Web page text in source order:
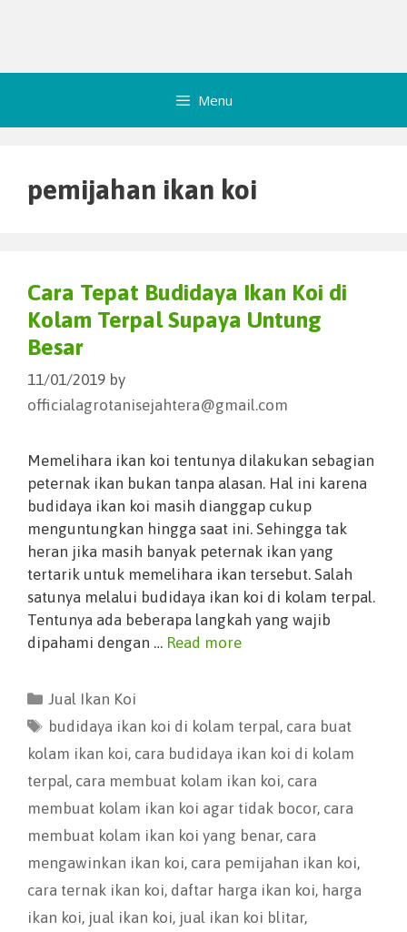
Menu
pemijahan ikan koi
Cara Tepat Budidaya Ikan Koi di
Kolam Terpal Supaya Untung
Besar
11/01/2019 by
officialagrotanisejahtera@gmail.com
Memelihara ikan koi tentunya dilakukan sebagian
peternak ikan bukan tanpa alasan. Hal ini karena
budidaya ikan koi masih dianggap cukup
menguntungkan hingga saat ini. Sehingga tak
heran jika masih banyak peternak ikan yang
tertarik untuk memelihara ikan tersebut. Salah
satunya melalui budidaya ikan koi di kolam terpal.
Tentunya ada beberapa langkah yang wajib
dipahami dengan … Read more
Jual Ikan Koi
budidaya ikan koi di kolam terpal, cara buat
kolam ikan koi, cara budidaya ikan koi di kolam
terpal, cara membuat kolam ikan koi, cara
membuat kolam ikan koi agar tidak bocor, cara
membuat kolam ikan koi yang benar, cara
mengawinkan ikan koi, cara pemijahan ikan koi,
cara ternak ikan koi, daftar harga ikan koi, harga
ikan koi, jual ikan koi, jual ikan koi blitar,